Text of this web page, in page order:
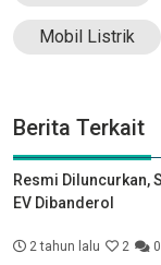
Mobil Listrik
Berita Terkait
Resmi Diluncurkan,
EV Dibanderol
2 tahun lalu 2 0